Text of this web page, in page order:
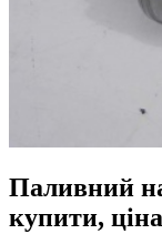
Паливний
купити,